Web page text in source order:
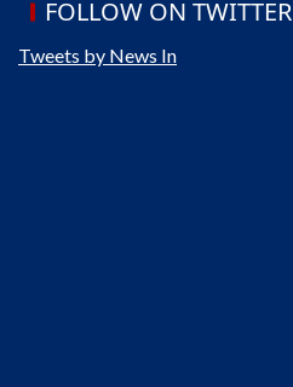
FOLLOW ON TWITTER
Tweets by News In